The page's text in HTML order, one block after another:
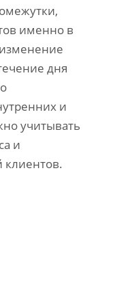
именно в
дня
и
учитывать
и
клиентов.